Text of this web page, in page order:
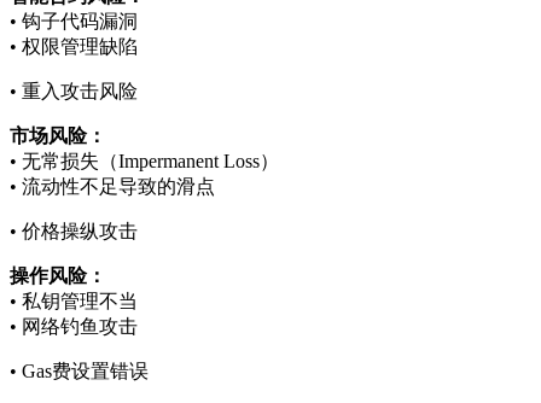
• 钩子代码漏洞
• 权限管理缺陷
• 重入攻击风险
市场风险：
• 无常损失（Impermanent Loss）
• 流动性不足导致的滑点
• 价格操纵攻击
操作风险：
• 私钥管理不当
• 网络钓鱼攻击
• Gas费设置错误